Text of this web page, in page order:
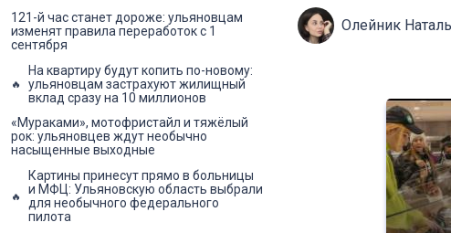
Олейник
121-й час станет дороже: ульяновцам
изменят правила переработок с 1
сентября
На квартиру будут копить по-новому:
ульяновцам застрахуют жилищный
вклад сразу на 10 миллионов
«Мураками», мотофристайл и тяжёлый
рок: ульяновцев ждут необычно
насыщенные выходные
Картины принесут прямо в больницы
и МФЦ: Ульяновскую область выбрали
для необычного федерального
пилота